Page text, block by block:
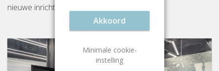
nieuwe inrichting gereed op locatie.
Akkoord
Minimale cookie-
instelling